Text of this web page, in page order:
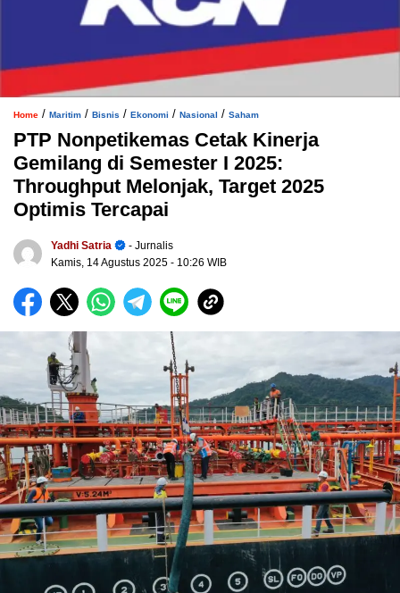
Home / Maritim / Bisnis / Ekonomi / Nasional / Saham
PTP Nonpetikemas Cetak Kinerja
Gemilang di Semester I 2025:
Throughput Melonjak, Target 2025
Optimis Tercapai
Yadhi Satria
- Jurnalis
Kamis, 14 Agustus 2025 - 10:26 WIB